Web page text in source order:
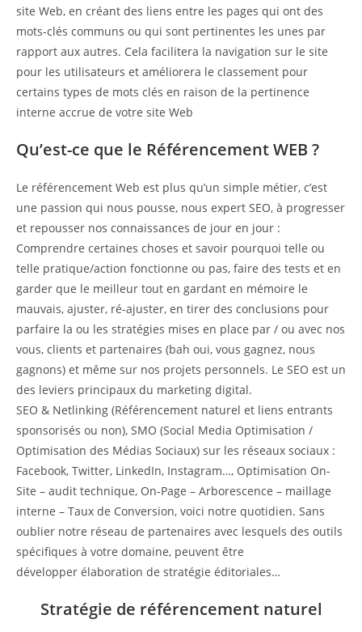
site Web, en créant des liens entre les pages qui ont des
mots-clés communs ou qui sont pertinentes les unes par
rapport aux autres. Cela facilitera la navigation sur le site
pour les utilisateurs et améliorera le classement pour
certains types de mots clés en raison de la pertinence
interne accrue de votre site Web
Qu’est-ce que le Référencement WEB ?
Le référencement Web est plus qu’un simple métier, c’est
une passion qui nous pousse, nous expert SEO, à progresser
et repousser nos connaissances de jour en jour :
Comprendre certaines choses et savoir pourquoi telle ou
telle pratique/action fonctionne ou pas, faire des tests et en
garder que le meilleur tout en gardant en mémoire le
mauvais, ajuster, ré-ajuster, en tirer des conclusions pour
parfaire la ou les stratégies mises en place par / ou avec nos
vous, clients et partenaires (bah oui, vous gagnez, nous
gagnons) et même sur nos projets personnels. Le SEO est un
des leviers principaux du marketing digital.
SEO & Netlinking (Référencement naturel et liens entrants
sponsorisés ou non), SMO (Social Media Optimisation /
Optimisation des Médias Sociaux) sur les réseaux sociaux :
Facebook, Twitter, LinkedIn, Instagram…, Optimisation On-
Site – audit technique, On-Page – Arborescence – maillage
interne – Taux de Conversion, voici notre quotidien. Sans
oublier notre réseau de partenaires avec lesquels des outils
spécifiques à votre domaine, peuvent être
développer élaboration de stratégie éditoriales…
Stratégie de référencement naturel